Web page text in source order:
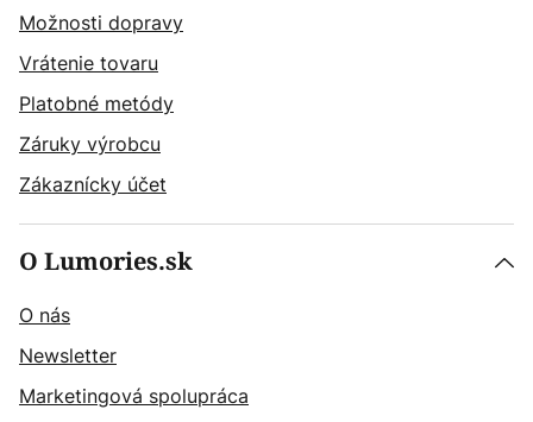
Možnosti dopravy
Vrátenie tovaru
Platobné metódy
Záruky výrobcu
Zákaznícky účet
O Lumories.sk
O nás
Newsletter
Marketingová spolupráca